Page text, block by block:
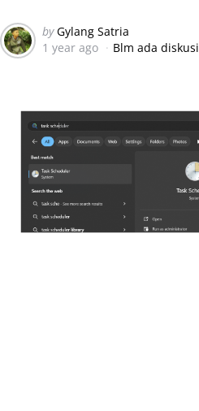
Posted
by
by Gylang Satria
1 year ago
Blm ada diskusi